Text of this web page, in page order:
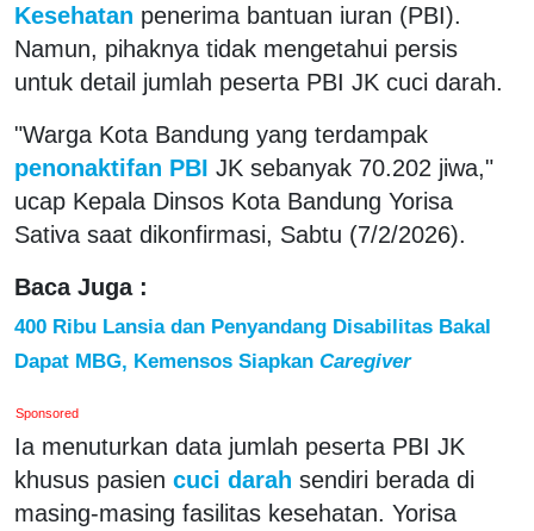
Kesehatan penerima bantuan iuran (PBI).
Namun, pihaknya tidak mengetahui persis
untuk detail jumlah peserta PBI JK cuci darah.
"Warga Kota Bandung yang terdampak
penonaktifan PBI JK sebanyak 70.202 jiwa,"
ucap Kepala Dinsos Kota Bandung Yorisa
Sativa saat dikonfirmasi, Sabtu (7/2/2026).
Baca Juga :
400 Ribu Lansia dan Penyandang Disabilitas Bakal
Dapat MBG, Kemensos Siapkan Caregiver
Sponsored
Ia menuturkan data jumlah peserta PBI JK
khusus pasien cuci darah sendiri berada di
masing-masing fasilitas kesehatan. Yorisa